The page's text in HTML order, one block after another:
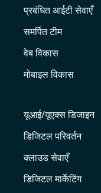
प्रबंधित आईटी सेवाएँ
समर्पित टीम
वेब विकास
मोबाइल विकास
यूआई/यूएक्स डिजाइन
डिजिटल परिवर्तन
क्लाउड सेवाएँ
डिजिटल मार्केटिंग